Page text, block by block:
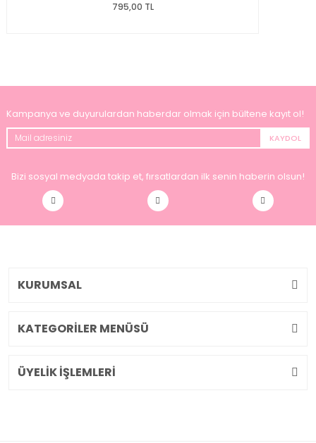
795,00 TL
Kampanya ve duyurulardan haberdar olmak için bültene kayıt ol!
KAYDOL
Bizi sosyal medyada takip et, fırsatlardan ilk senin haberin olsun!
KURUMSAL
KATEGORİLER MENÜSÜ
ÜYELİK İŞLEMLERİ